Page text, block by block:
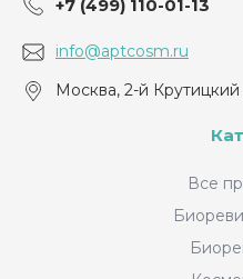
+7 (499) 110-01-13
info@aptcosm.ru
Москва, 2-й Крутицкий
Все